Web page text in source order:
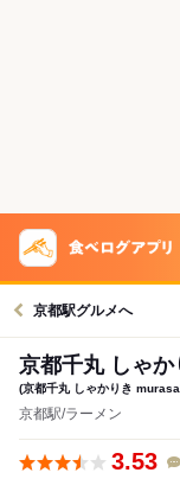
京都駅グルメへ
京都千丸 しゃか
(京都千丸 しゃかりき
京都駅/ラーメン
3.53